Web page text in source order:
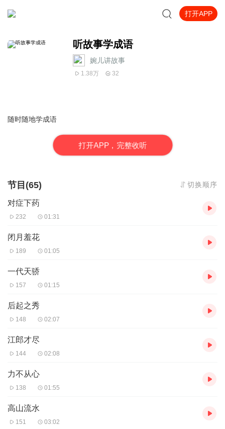
打开APP
听故事学成语
婉儿讲故事
1.38万 32
随时随地学成语
打开APP，完整收听
节目(65) 切换顺序
对症下药
232 01:31
闭月羞花
189 01:05
一代天骄
157 01:15
后起之秀
148 02:07
江郎才尽
144 02:08
力不从心
138 01:55
高山流水
151 03:02